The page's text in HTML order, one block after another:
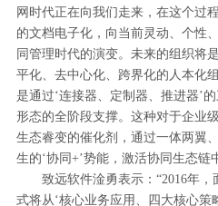
网时代正在向我们走来，在这个过
的文档电子化，向当前灵动、个性
同管理时代的演变。未来的组织将
平化、去中心化、跨界化的人本化
是通过‘连接器、定制器、推进器’
形态的全阶段支撑。这种对于企业
生态睿变的催化剂，通过一体两翼
生的‘协同+’势能，激活协同生态链
致远软件淦勇表示：“2016年
式将从‘核心业务应用、四大核心策